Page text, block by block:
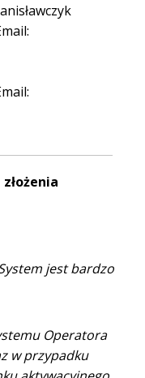
jest bardzo
Operatora
w przypadku